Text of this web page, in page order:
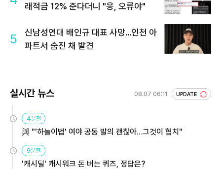
래적금 12% 준다더니 "응, 오류야"
5
신남성연대 배인규 대표 사망…인천 아
파트서 숨진 채 발견
실시간 뉴스 08.07 06:11 UPDATE
4분전
與 "'하늘이법' 여야 공동 발의 괜찮아…그것이 협치"
9분전
'캐시딜' 캐시워크 돈 버는 퀴즈, 정답은?